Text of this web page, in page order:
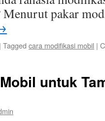
Menurut pakar
| Tagged cara modifikasi mobil |
untuk